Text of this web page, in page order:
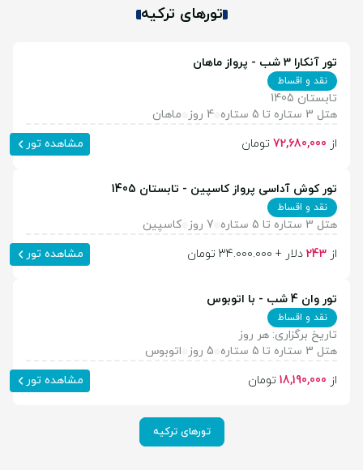
تورهای ترکیه
تور آنکارا 3 شب - پرواز ماهان
نقد و اقساط
تابستان 1405
هتل 3 ستاره تا 5 ستاره
4 روز
ماهان
از 72,680,000 تومان مشاهده تور
تور کوش آداسی پرواز کاسپین - تابستان 1405
نقد و اقساط
هتل 3 ستاره تا 5 ستاره 7 روز
کاسپین
از 243 دلار + 34.000.000 تومان مشاهده تور
تور وان 4 شب - با اتوبوس
نقد و اقساط
تاریخ برگزاری: هر روز
هتل 3 ستاره تا 5 ستاره
5 روز
اتوبوس
از 18,190,000 تومان مشاهده تور
تورهای ترکیه